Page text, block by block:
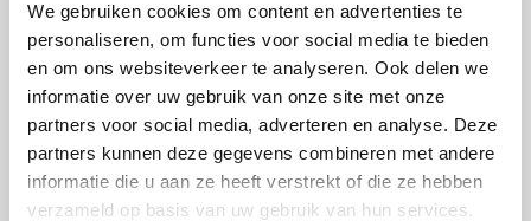
We gebruiken cookies om content en advertenties te
personaliseren, om functies voor social media te bieden
en om ons websiteverkeer te analyseren. Ook delen we
informatie over uw gebruik van onze site met onze
partners voor social media, adverteren en analyse. Deze
partners kunnen deze gegevens combineren met andere
informatie die u aan ze heeft verstrekt of die ze hebben
verzameld op basis van uw gebruik van hun services.
Vidaxl Plopsa Lampenlicht.be Adidas
All Accor